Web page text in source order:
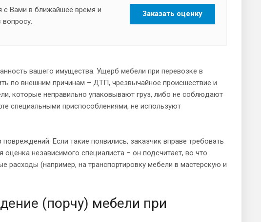
с Вами в ближайшее время и
Заказать оценку
вашего имущества. Ущерб мебели при перевозке в
по внешним причинам – ДТП, чрезвычайное происшествие и
которые неправильно упаковывают груз, либо не соблюдают
специальными приспособлениями, не используют
Если такие появились, заказчик вправе требовать
независимого специалиста – он подсчитает, во что
расходы (например, на транспортировку мебели в мастерскую и
(порчу) мебели при